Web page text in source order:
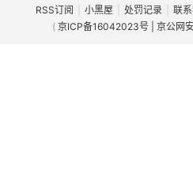
RSS订阅 小黑屋 处罚记录 联系
( 京ICP备16042023号 | 京公网